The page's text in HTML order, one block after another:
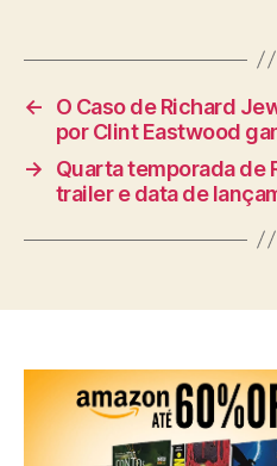
←
O Caso de Richard
por Clint Eastwood
→
Quarta temporada de
trailer e data de